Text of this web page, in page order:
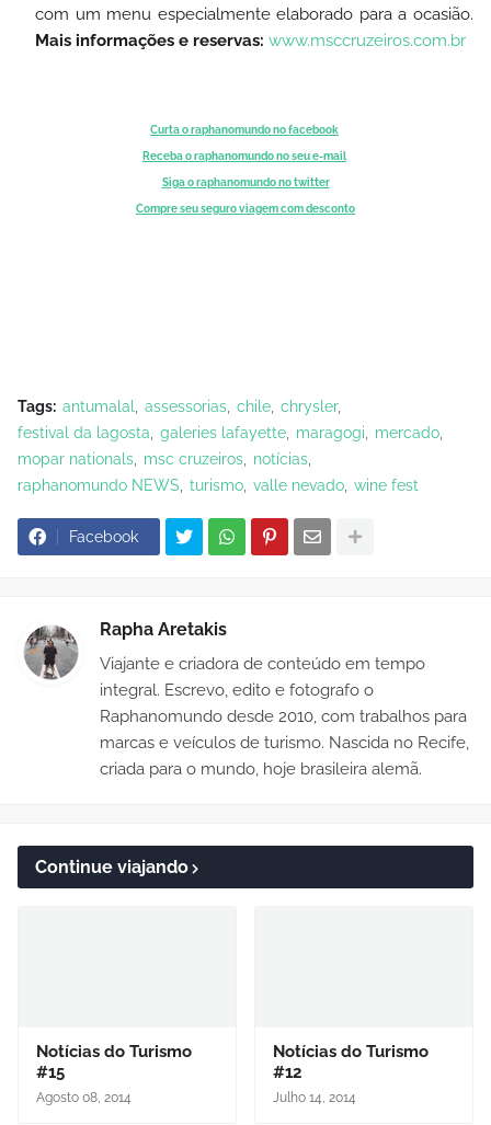
com um menu especialmente elaborado para a ocasião.
Mais informações e reservas: www.msccruzeiros.com.br
Curta o raphanomundo no facebook
Receba o raphanomundo no seu e-mail
Siga o raphanomundo no twitter
Compre seu seguro viagem com desconto
Tags: antumalal assessorias chile chrysler
festival da lagosta
galeries lafayette maragogi
mercado
mopar nationals
msc cruzeiros
notícias
raphanomundo NEWS
turismo valle nevado wine fest
Facebook
Rapha Aretakis
Viajante e criadora de conteúdo em tempo
integral. Escrevo, edito e fotografo o
Raphanomundo desde 2010, com trabalhos para
marcas e veículos de turismo. Nascida no Recife,
criada para o mundo, hoje brasileira alemã.
Continue viajando
Notícias do Turismo
#15
Agosto 08, 2014
Notícias do Turismo
#12
Julho 14, 2014